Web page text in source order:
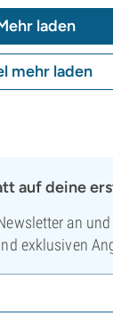
laden
mehr laden
auf deine
an
exklusiven